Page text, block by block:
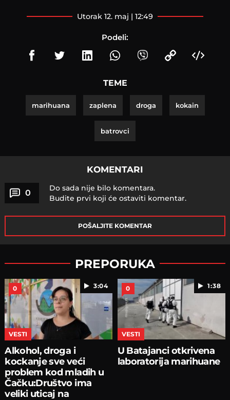
utorak 12. maj | 12:49
Podeli:
TEME
marihuana zaplena droga kokain
batrovci
KOMENTARI
0
Do sada nije bilo komentara.
Budite prvi koji će ostaviti komentar.
POŠALJITE KOMENTAR
PREPORUKA
3:04
0
VESTI
Alkohol, droga i
kockanje sve veći
problem kod mladih u
Čačku:Društvo ima
veliki uticaj na
1:38
0
VESTI
U Batajanci otkrivena
laboratorija marihuane